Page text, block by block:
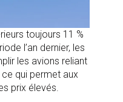
toujours 11 %
l’an dernier, les
les avions reliant
qui permet aux
prix élevés.